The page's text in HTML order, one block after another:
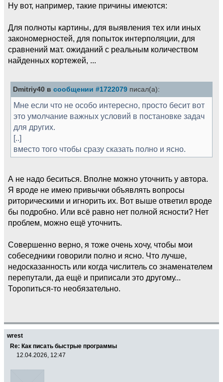
Ну вот, например, такие причины имеются:
Для полноты картины, для выявления тех или иных
закономерностей, для попыток интерполяции, для
сравнений мат. ожиданий с реальным количеством
найденных кортежей, ...
Dmitriy40 в сообщении #1722079 писал(а):
Мне если что не особо интересно, просто бесит вот
это умолчание важных условий в постановке задач
для других.
[..]
вместо того чтобы сразу сказать полно и ясно.
А не надо беситься. Вполне можно уточнить у автора.
Я вроде не имею привычки объявлять вопросы
риторическими и игнорить их. Вот выше ответил вроде
бы подробно. Или всё равно нет полной ясности? Нет
проблем, можно ещё уточнить.
Совершенно верно, я тоже очень хочу, чтобы мои
собеседники говорили полно и ясно. Что лучше,
недосказанность или когда числитель со знаменателем
перепутали, да ещё и приписали это другому...
Торопиться-то необязательно.
wrest
Re: Как писать быстрые программы
12.04.2026, 12:47